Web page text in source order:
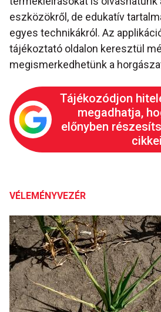
eszközökről, de edukatív
egyes technikákról. Az
tájékoztató oldalon keresztül
megismerkedhetünk a
Tájékozódjon
megadhatja,
előnyben
VÉLEMÉNYVEZÉR